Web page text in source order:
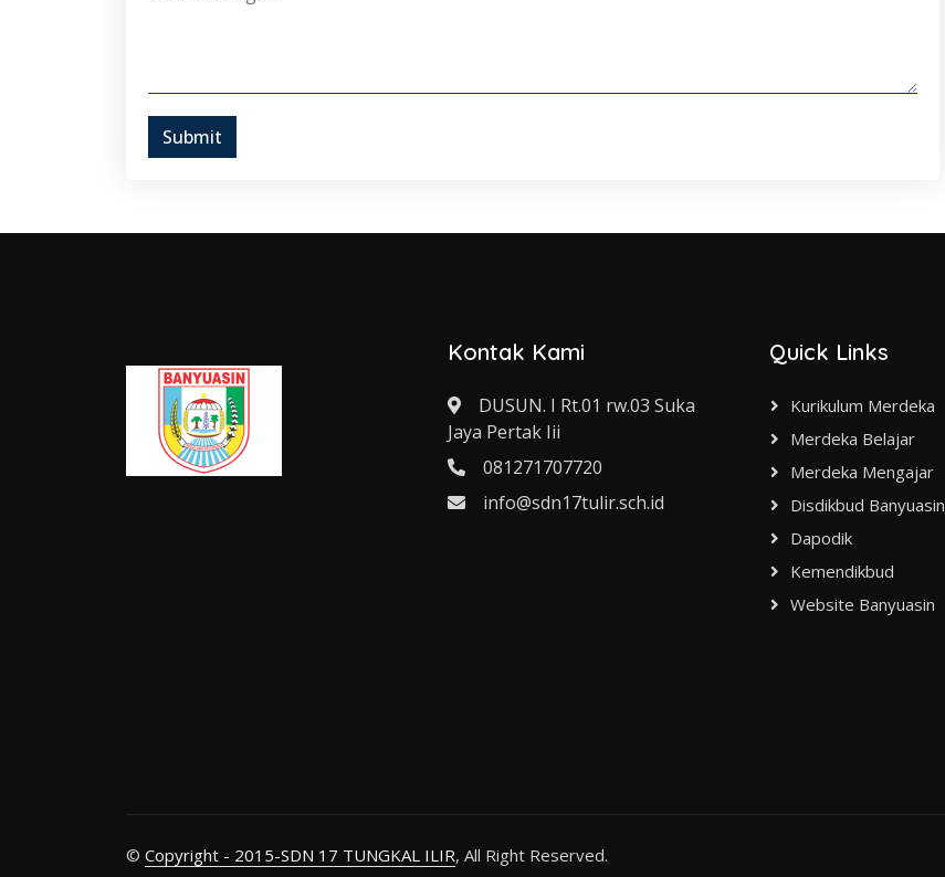
Submit
Kontak Kami
DUSUN. I Rt.01 rw.03 Suka
Jaya Pertak Iii
081271707720
info@sdn17tulir.sch.id
Quick Links
Kurikulum Merdeka
Merdeka Belajar
Merdeka Mengajar
Disdikbud Banyuasin
Dapodik
Kemendikbud
Website Banyuasin
© Copyright - 2015-SDN 17 TUNGKAL ILIR, All Right Reserved.